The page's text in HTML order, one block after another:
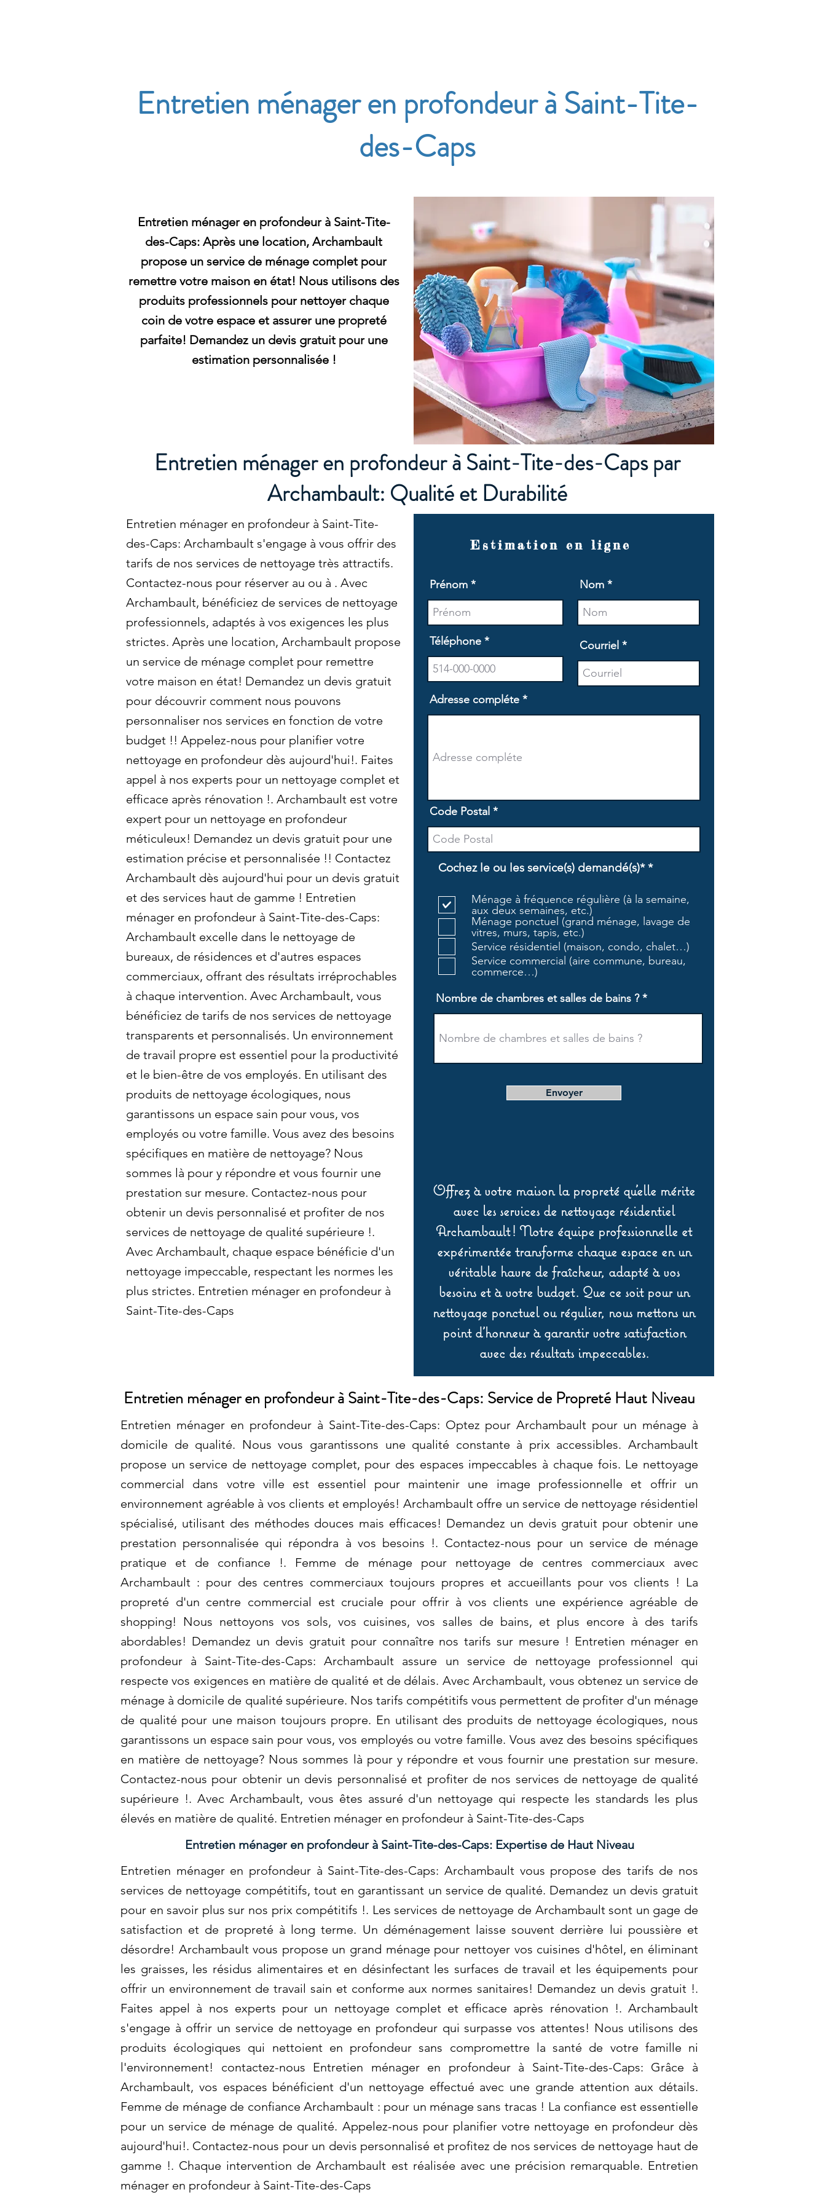
Entretien ménager en profondeur à Saint-Tite-
des-Caps
Entretien ménager en profondeur à Saint-Tite-
des-Caps: Après une location, Archambault
propose un service de ménage complet pour
remettre votre maison en état! Nous utilisons des
produits professionnels pour nettoyer chaque
coin de votre espace et assurer une propreté
parfaite! Demandez un devis gratuit pour une
estimation personnalisée !
Entretien ménager en profondeur à Saint-Tite-des-Caps par
Archambault: Qualité et Durabilité
Entretien ménager en profondeur à Saint-Tite-
des-Caps: Archambault s'engage à vous offrir des
tarifs de nos services de nettoyage très attractifs.
Contactez-nous pour réserver au ou à . Avec
Archambault, bénéficiez de services de nettoyage
professionnels, adaptés à vos exigences les plus
strictes. Après une location, Archambault propose
un service de ménage complet pour remettre
votre maison en état! Demandez un devis gratuit
pour découvrir comment nous pouvons
personnaliser nos services en fonction de votre
budget !! Appelez-nous pour planifier votre
nettoyage en profondeur dès aujourd'hui!. Faites
appel à nos experts pour un nettoyage complet et
efficace après rénovation !. Archambault est votre
expert pour un nettoyage en profondeur
méticuleux! Demandez un devis gratuit pour une
estimation précise et personnalisée !! Contactez
Archambault dès aujourd'hui pour un devis gratuit
et des services haut de gamme ! Entretien
ménager en profondeur à Saint-Tite-des-Caps:
Archambault excelle dans le nettoyage de
bureaux, de résidences et d'autres espaces
commerciaux, offrant des résultats irréprochables
à chaque intervention. Avec Archambault, vous
bénéficiez de tarifs de nos services de nettoyage
transparents et personnalisés. Un environnement
de travail propre est essentiel pour la productivité
et le bien-être de vos employés. En utilisant des
produits de nettoyage écologiques, nous
garantissons un espace sain pour vous, vos
employés ou votre famille. Vous avez des besoins
spécifiques en matière de nettoyage? Nous
sommes là pour y répondre et vous fournir une
prestation sur mesure. Contactez-nous pour
obtenir un devis personnalisé et profiter de nos
services de nettoyage de qualité supérieure !.
Avec Archambault, chaque espace bénéficie d'un
nettoyage impeccable, respectant les normes les
plus strictes. Entretien ménager en profondeur à
Saint-Tite-des-Caps
Estimation en ligne
Prénom Nom
Téléphone Courriel
Adresse compléte
Code Postal
Cochez le ou les service(s) demandé(s)* *O
i
a
o
i
Ménage à fréquence régulière (à la semaine,
aux deux semaines, etc.)
Ménage ponctuel (grand ménage, lavage de
vitres, murs, tapis, etc.)
Service résidentiel (maison, condo, chalet…)
Service commercial (aire commune, bureau,
commerce…)
Nombre de chambres et salles de bains ?
Envoyer
Offrez à votre maison la propreté qu’elle mérite
avec les services de nettoyage résidentiel
Archambault ! Notre équipe professionnelle et
expérimentée transforme chaque espace en un
véritable havre de fraîcheur, adapté à vos
besoins et à votre budget. Que ce soit pour un
nettoyage ponctuel ou régulier, nous mettons un
point d’honneur à garantir votre satisfaction
avec des résultats impeccables.
Entretien ménager en profondeur à Saint-Tite-des-Caps: Service de Propreté Haut Niveau
Entretien ménager en profondeur à Saint-Tite-des-Caps: Optez pour Archambault pour un ménage à
domicile de qualité. Nous vous garantissons une qualité constante à prix accessibles. Archambault
propose un service de nettoyage complet, pour des espaces impeccables à chaque fois. Le nettoyage
commercial dans votre ville est essentiel pour maintenir une image professionnelle et offrir un
environnement agréable à vos clients et employés! Archambault offre un service de nettoyage résidentiel
spécialisé, utilisant des méthodes douces mais efficaces! Demandez un devis gratuit pour obtenir une
prestation personnalisée qui répondra à vos besoins !. Contactez-nous pour un service de ménage
pratique et de confiance !. Femme de ménage pour nettoyage de centres commerciaux avec
Archambault : pour des centres commerciaux toujours propres et accueillants pour vos clients ! La
propreté d'un centre commercial est cruciale pour offrir à vos clients une expérience agréable de
shopping! Nous nettoyons vos sols, vos cuisines, vos salles de bains, et plus encore à des tarifs
abordables! Demandez un devis gratuit pour connaître nos tarifs sur mesure ! Entretien ménager en
profondeur à Saint-Tite-des-Caps: Archambault assure un service de nettoyage professionnel qui
respecte vos exigences en matière de qualité et de délais. Avec Archambault, vous obtenez un service de
ménage à domicile de qualité supérieure. Nos tarifs compétitifs vous permettent de profiter d'un ménage
de qualité pour une maison toujours propre. En utilisant des produits de nettoyage écologiques, nous
garantissons un espace sain pour vous, vos employés ou votre famille. Vous avez des besoins spécifiques
en matière de nettoyage? Nous sommes là pour y répondre et vous fournir une prestation sur mesure.
Contactez-nous pour obtenir un devis personnalisé et profiter de nos services de nettoyage de qualité
supérieure !. Avec Archambault, vous êtes assuré d'un nettoyage qui respecte les standards les plus
élevés en matière de qualité. Entretien ménager en profondeur à Saint-Tite-des-Caps
Entretien ménager en profondeur à Saint-Tite-des-Caps: Expertise de Haut Niveau
Entretien ménager en profondeur à Saint-Tite-des-Caps: Archambault vous propose des tarifs de nos
services de nettoyage compétitifs, tout en garantissant un service de qualité. Demandez un devis gratuit
pour en savoir plus sur nos prix compétitifs !. Les services de nettoyage de Archambault sont un gage de
satisfaction et de propreté à long terme. Un déménagement laisse souvent derrière lui poussière et
désordre! Archambault vous propose un grand ménage pour nettoyer vos cuisines d'hôtel, en éliminant
les graisses, les résidus alimentaires et en désinfectant les surfaces de travail et les équipements pour
offrir un environnement de travail sain et conforme aux normes sanitaires! Demandez un devis gratuit !.
Faites appel à nos experts pour un nettoyage complet et efficace après rénovation !. Archambault
s'engage à offrir un service de nettoyage en profondeur qui surpasse vos attentes! Nous utilisons des
produits écologiques qui nettoient en profondeur sans compromettre la santé de votre famille ni
l'environnement! contactez-nous Entretien ménager en profondeur à Saint-Tite-des-Caps: Grâce à
Archambault, vos espaces bénéficient d'un nettoyage effectué avec une grande attention aux détails.
Femme de ménage de confiance Archambault : pour un ménage sans tracas ! La confiance est essentielle
pour un service de ménage de qualité. Appelez-nous pour planifier votre nettoyage en profondeur dès
aujourd'hui!. Contactez-nous pour un devis personnalisé et profitez de nos services de nettoyage haut de
gamme !. Chaque intervention de Archambault est réalisée avec une précision remarquable. Entretien
ménager en profondeur à Saint-Tite-des-Caps